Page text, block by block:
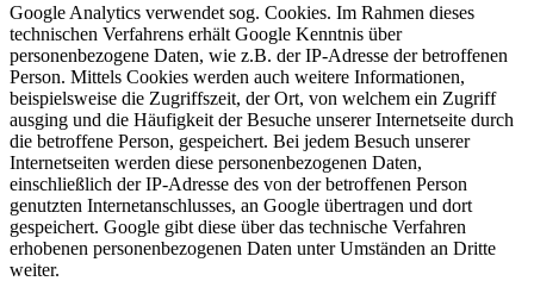
Google Analytics verwendet sog. Cookies. Im Rahmen dieses
technischen Verfahrens erhält Google Kenntnis über
personenbezogene Daten, wie z.B. der IP-Adresse der betroffenen
Person. Mittels Cookies werden auch weitere Informationen,
beispielsweise die Zugriffszeit, der Ort, von welchem ein Zugriff
ausging und die Häufigkeit der Besuche unserer Internetseite durch
die betroffene Person, gespeichert. Bei jedem Besuch unserer
Internetseiten werden diese personenbezogenen Daten,
einschließlich der IP-Adresse des von der betroffenen Person
genutzten Internetanschlusses, an Google übertragen und dort
gespeichert. Google gibt diese über das technische Verfahren
erhobenen personenbezogenen Daten unter Umständen an Dritte
weiter.